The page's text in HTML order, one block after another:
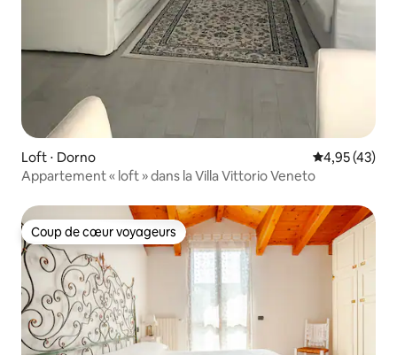
Loft ⋅ Dorno Évaluation
4,95 (43)
Appartement « loft » dans la Villa Vittorio Veneto
Coup de cœur voyageurs
Coup de cœur voyageurs